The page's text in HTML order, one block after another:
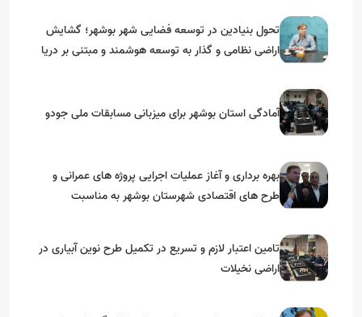
تحول بنیادین در توسعه فضایی شهر بوشهر؛ گشایش
اراضی نظامی و گذار به توسعه هوشمند و مبتنی بر دریا
آمادگی استان بوشهر برای میزبانی مسابقات ملی جودو
بهره برداری و آغاز عملیات اجرایی پروژه های عمرانی و
طرح های اقتصادی شهرستان بوشهر به مناسبت
تامین اعتبار لازم و تسریع در تکمیل طرح نوین آبیاری در
اراضی نخیلات